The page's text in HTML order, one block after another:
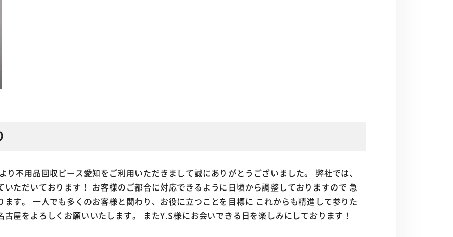
不用品回収ピース愛知をご利用いただきまして誠にありがとうございました。 弊社では、
ただいております！ お客様のご都合に対応できるように日頃から調整しておりますので 急
す。 一人でも多くのお客様と関わり、お役に立つことを目標に これからも精進して参りた
屋をよろしくお願いいたします。 またY.S様にお会いできる日を楽しみにしております！